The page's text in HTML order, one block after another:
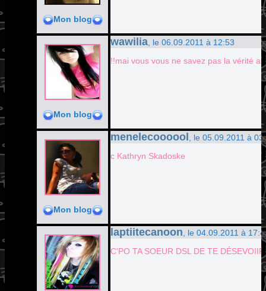
Mon blog
Mon blog
wawilia , le 06.09.2011 à 12:53
!!mai vous vous ne savez pas la vérité
Mon blog
menelecoooool
, le 05.09.2011 à
c Kathryn Skadoske
laptiitecanoon , le 04.09.2011 à
C'PO TA SOEUR DSL DE TE